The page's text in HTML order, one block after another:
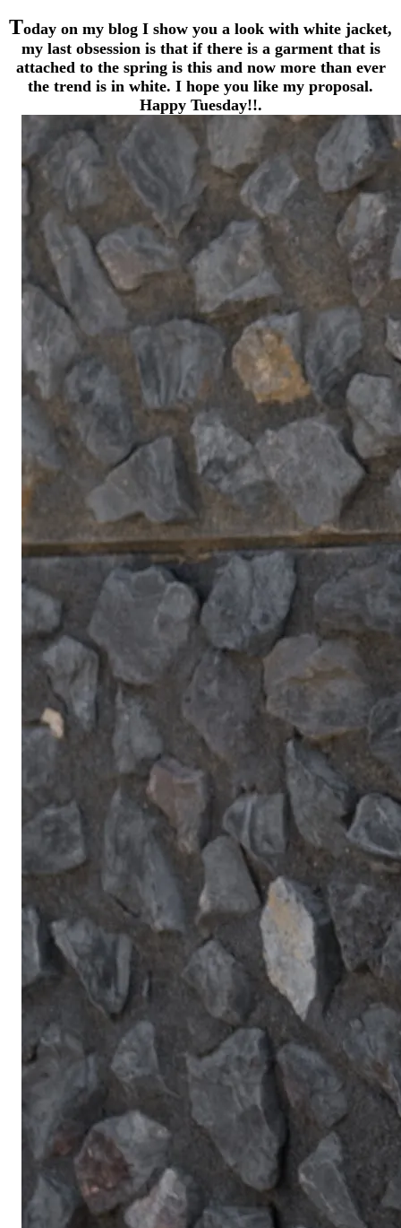
Today on my blog I show you a look with white jacket,
my last obsession is that if there is a garment that is
attached to the spring is this and now more than ever
the trend is in white. I hope you like my proposal.
Happy Tuesday!!.